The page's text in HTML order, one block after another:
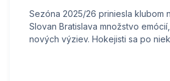
Sezóna 2025/26 priniesla klubom
Slovan Bratislava množstvo
nových výziev. Hokejisti sa po